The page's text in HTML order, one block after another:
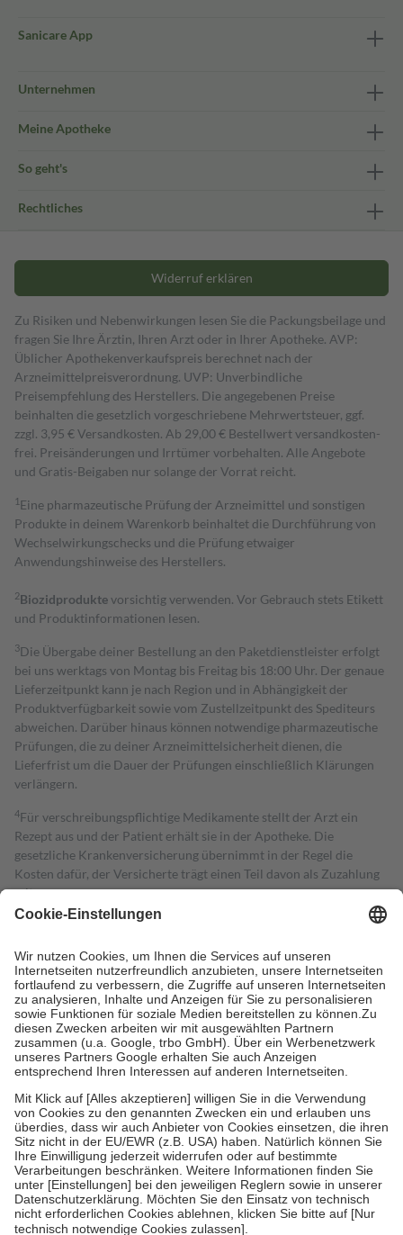
Sanicare App
Unternehmen
Meine Apotheke
So geht's
Rechtliches
Widerruf erklären
Zu Risiken und Nebenwirkungen lesen Sie die Packungsbeilage und
fragen Sie Ihre Ärztin, Ihren Arzt oder in Ihrer Apotheke. AVP:
Üblicher Apothekenverkaufspreis berechnet nach der
Arzneimittelpreisverordnung. UVP: Unverbindliche
Preisempfehlung des Herstellers. Die angegebenen Preise
beinhalten die gesetzlich vorgeschriebene Mehrwertsteuer, ggf.
zzgl. 3,95 € Versandkosten. Ab 29,00 € Bestell­wert versand­kosten­
frei. Preisänderungen und Irrtümer vorbehalten. Alle Angebote
und Gratis-Beigaben nur solange der Vorrat reicht.
1 Eine pharmazeutische Prüfung der Arzneimittel und sonstigen
Produkte in deinem Warenkorb beinhaltet die Durchführung von
Wechselwirkungschecks und die Prüfung etwaiger
Anwendungshinweise des Herstellers.
2Biozidproduktevorsichtig verwenden. Vor Gebrauch stets Etikett
und Produktinformationen lesen.
3Die Übergabe deiner Bestellung an den Paketdienstleister erfolgt
bei uns werktags von Montag bis Freitag bis 18:00 Uhr. Der genaue
Lieferzeitpunkt kann je nach Region und in Abhängigkeit der
Produktverfügbarkeit sowie vom Zustellzeitpunkt des Spediteurs
abweichen. Darüber hinaus können notwendige pharmazeutische
Prüfungen, die zu deiner Arzneimittelsicherheit dienen, die
Lieferfrist um die Dauer der Prüfungen einschließlich Klärungen
verlängern.
4Für verschreibungspflichtige Medikamente stellt der Arzt ein
Rezept aus und der Patient erhält sie in der Apotheke. Die
gesetzliche Krankenversicherung übernimmt in der Regel die
Kosten dafür, der Versicherte trägt einen Teil davon als Zuzahlung
mit.
Grundsätzlich leisten Mitglieder Zuzahlungen in Höhe von zehn
höchstens zehn Euro.
Es sind jedoch nie mehr als die tatsächlichen
Kosten der Leistung zu entrichten.
Diese Regeln gelten grundsätzlich auch für Online-Apotheken.
Bei Heilmitteln und häuslicher Krankenpflege beträgt die
Zuzahlung zehn Prozent der Kosten sowie zehn Euro je
Verordnung.
Um das Engagement der Versicherten für ihre eigene Gesundheit zu
stärken und die besondere Stellung der Familie zu unterstützen,
fallenkeine Zuzahlungenan bei:
• Kindern und Jugendlichen bis zum vollendeten 18. Lebensjahr
mit Ausnahme der Fahrkosten
• Untersuchungen zur Vorsorge und Früherkennung, die von der
GKV getragen werden
• empfohlenen Schutzimpfungen
• Harn- und Blutteststreifen